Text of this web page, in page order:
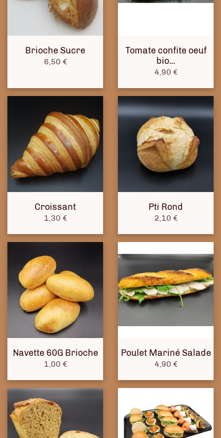
Brioche Sucre
Prix
6,50 €
Tomate confite oeuf
bio...
Prix
4,90 €
Croissant
Prix
1,30 €
Pti Rond
Prix
2,10 €
Navette 60G Brioche
Prix
1,00 €
Poulet Mariné Salade
Prix
4,90 €